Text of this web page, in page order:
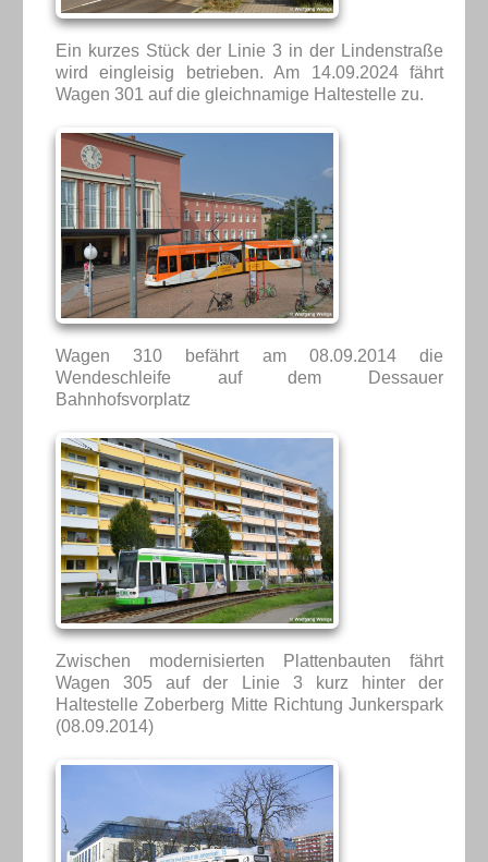
Ein kurzes Stück der Linie 3 in der Lindenstraße
wird eingleisig betrieben. Am 14.09.2024 fährt
Wagen 301 auf die gleichnamige Haltestelle zu.
Wagen 310 befährt am 08.09.2014 die
Wendeschleife auf dem Dessauer
Bahnhofsvorplatz
Zwischen modernisierten Plattenbauten fährt
Wagen 305 auf der Linie 3 kurz hinter der
Haltestelle Zoberberg Mitte Richtung Junkerspark
(08.09.2014)